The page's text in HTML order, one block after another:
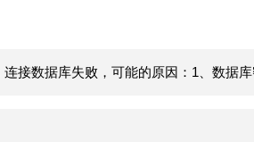
接数据库失败，可能的原因：1、数据